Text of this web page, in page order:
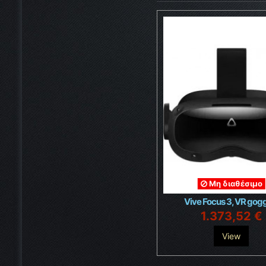
Μη διαθέσιμο
Vive Focus 3, VR
1.373,52 €
View